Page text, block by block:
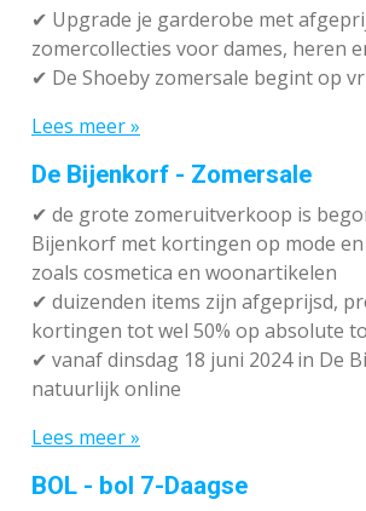
✔ Upgrade je garderobe met
zomercollecties voor dames, heren
✔ De Shoeby zomersale begint op
Lees meer »
De Bijenkorf - Zomersale
✔ de grote zomeruitverkoop is
Bijenkorf met kortingen op mode
zoals cosmetica en woonartikelen
✔ duizenden items zijn afgeprijsd,
kortingen tot wel 50% op absolute
✔ vanaf dinsdag 18 juni 2024 in De
natuurlijk online
Lees meer »
BOL - bol 7-Daagse